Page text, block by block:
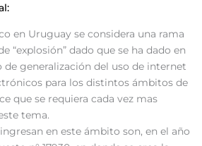
en Uruguay se considera una rama
“explosión” dado que se ha dado en
de generalización del uso de internet
para los distintos ámbitos de
que se requiera cada vez mas
tema.
en este ámbito son, en el año